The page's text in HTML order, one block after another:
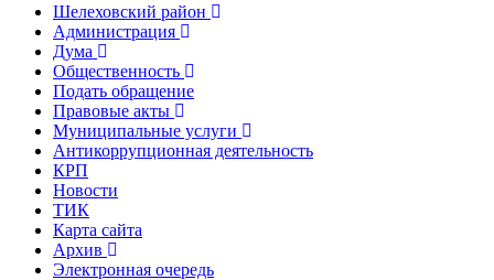
Шелеховский район
Администрация
Дума
Общественность
Подать обращение
Правовые акты
Муниципальные услуги
Антикоррупционная деятельность
КРП
Новости
ТИК
Карта сайта
Архив
Электронная очередь